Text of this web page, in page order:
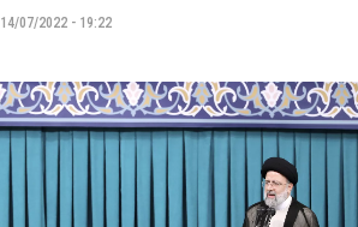
14/07/2022 - 19:22